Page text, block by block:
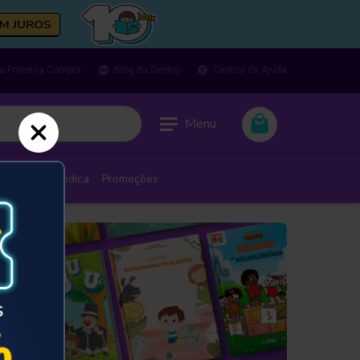
Primeira Compra Blog da Dentro Central de Ajuda
Menu
Dentro Indica Promoções